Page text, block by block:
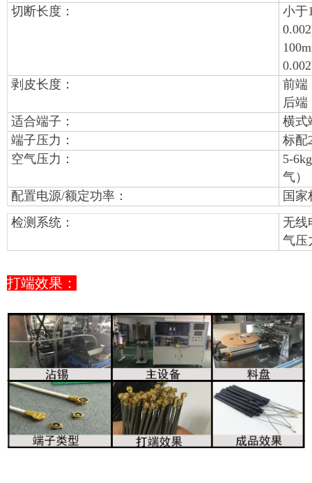
切断长度：
小于
剥皮长度：
前端
后端
适合端子：
横式
端子压力：
标配
空气压力：
5-
气）
配置电源/额定功率：
国家
检测系统：
无线
气压
打端效果：